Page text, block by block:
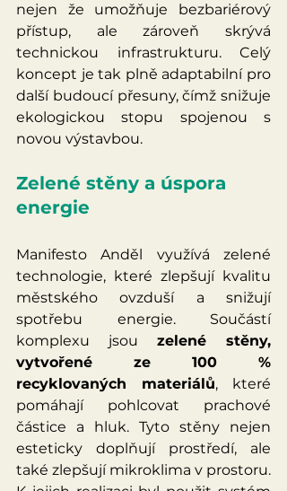
nejen že umožňuje bezbariérový
přístup, ale zároveň skrývá
technickou infrastrukturu. Celý
koncept je tak plně adaptabilní pro
další budoucí přesuny, čímž snižuje
ekologickou stopu spojenou s
novou výstavbou.
Zelené stěny a úspora
energie
Manifesto Anděl využívá zelené
technologie, které zlepšují kvalitu
městského ovzduší a snižují
spotřebu energie. Součástí
komplexu jsou zelené stěny,
vytvořené ze 100 %
recyklovaných materiálů, které
pomáhají pohlcovat prachové
částice a hluk. Tyto stěny nejen
esteticky doplňují prostředí, ale
také zlepšují mikroklima v prostoru.